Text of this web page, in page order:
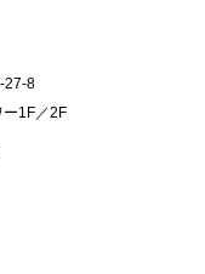
27-8
1F／2F